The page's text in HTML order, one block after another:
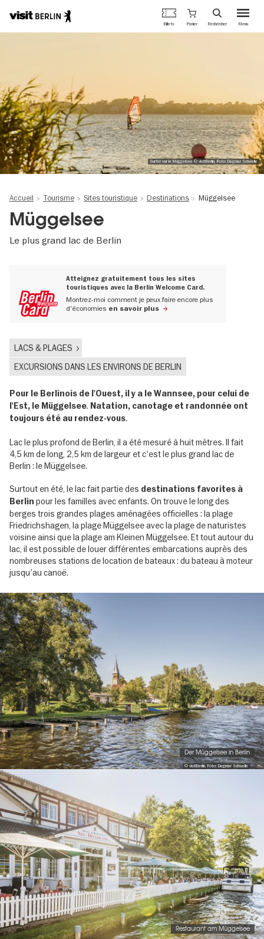
Portail
officiel
Menu
Billets Panier Rechercher
Surfer sur le Müggelsee © visitBerlin, Foto: Dagmar Schwelle
Accueil Tourisme Sites touristique Destinations Müggelsee
Müggelsee
Le plus grand lac de Berlin
Atteignez gratuitement tous les sites
touristiques avec la Berlin Welcome Card.
Montrez-moi comment je peux faire encore plus
d'économies en savoir plus
LACS & PLAGES
EXCURSIONS DANS LES ENVIRONS DE BERLIN
Pour le Berlinois de l'Ouest, il y a le Wannsee, pour celui de
l'Est, le Müggelsee. Natation, canotage et randonnée ont
toujours été au rendez-vous.
Lac le plus profond de Berlin, il a été mesuré à huit mètres. Il fait
4,5 km de long, 2,5 km de largeur et c'est le plus grand lac de
Berlin : le Müggelsee.
Surtout en été, le lac fait partie des destinations favorites à
Berlin pour les familles avec enfants. On trouve le long des
berges trois grandes plages aménagées officielles : la plage
Friedrichshagen, la plage Müggelsee avec la plage de naturistes
voisine ainsi que la plage am Kleinen Müggelsee. Et tout autour du
lac, il est possible de louer différentes embarcations auprès des
nombreuses stations de location de bateaux : du bateau à moteur
jusqu'au canoë.
Image
gallery
© visitBerlin, Foto: Dagmar Schwelle
Der Müggelsee in Berlin
Restaurant am Müggelsee